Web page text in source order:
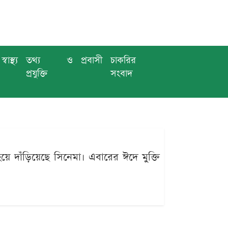
স্বাস্থ্য
তথ্য ও
প্রযুক্তি
প্রবাসী
চাকরির
সংবাদ
সিনেমা। এবারের ঈদে মুক্তি